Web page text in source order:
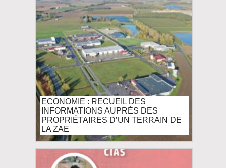
ECONOMIE : RECUEIL DES
INFORMATIONS AUPRÈS DES
PROPRIÉTAIRES D’UN TERRAIN DE
LA ZAE